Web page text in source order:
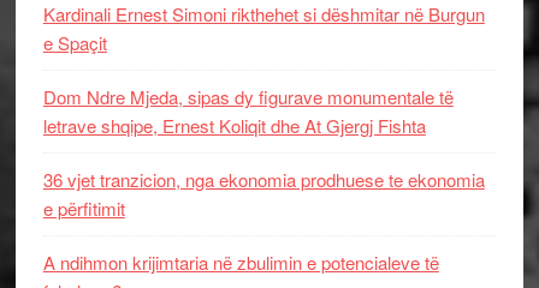
Kardinali Ernest Simoni rikthehet si dëshmitar në Burgun
e Spaçit
Dom Ndre Mjeda, sipas dy figurave monumentale të
letrave shqipe, Ernest Koliqit dhe At Gjergj Fishta
36 vjet tranzicion, nga ekonomia prodhuese te ekonomia
e përfitimit
A ndihmon krijimtaria në zbulimin e potencialeve të